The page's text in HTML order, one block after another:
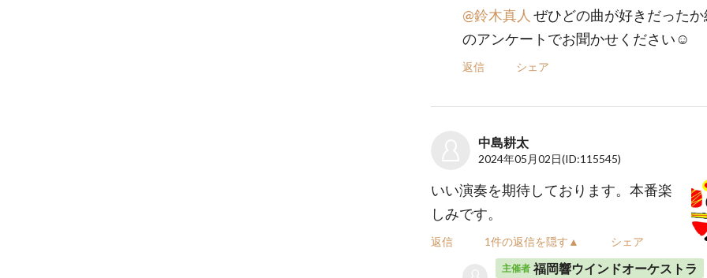
@鈴木真人 ぜひどの曲が好きだった
のアンケートでお聞かせください☺️
返信 シェア
中島耕太
2024年05月02日(ID:115545)
いい演奏を期待しております。本番楽
しみです。
返信 1件の返信を隠す▲ シェア
主催者 福岡響ウインドオーケストラ